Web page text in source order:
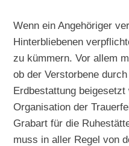
Wenn ein Angehöriger
Hinterbliebenen
zu kümmern. Vor allem
ob der Verstorbene
Erdbestattung
Organisation der
Grabart für die
muss in aller Regel von